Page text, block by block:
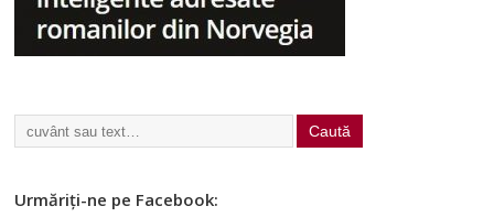
Urmăriți-ne pe Facebook: